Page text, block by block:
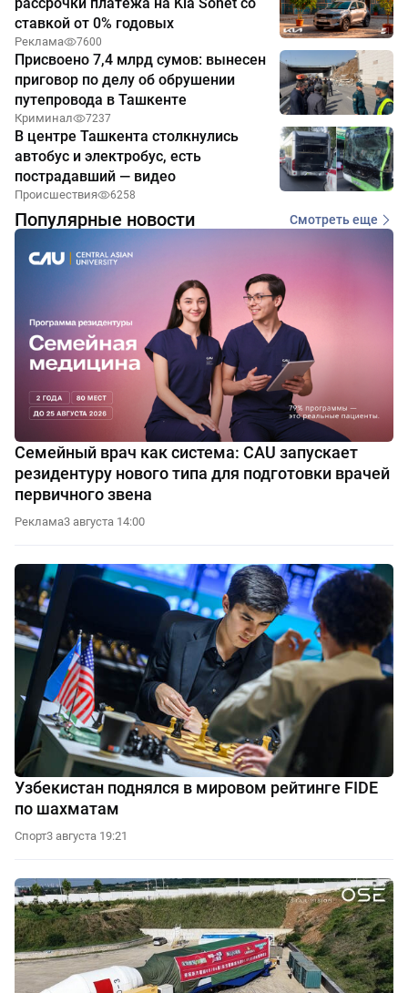
рассрочки платежа на Kia Sonet со
ставкой от 0% годовых
Реклама 7600
Присвоено 7,4 млрд сумов: вынесен
приговор по делу об обрушении
путепровода в Ташкенте
Криминал 7237
В центре Ташкента столкнулись
автобус и электробус, есть
пострадавший — видео
Происшествия 6258
Популярные новости Смотреть еще
Семейный врач как система: CAU запускает
резидентуру нового типа для подготовки врачей
первичного звена
Реклама3 августа 14:00
Узбекистан поднялся в мировом рейтинге FIDE
по шахматам
Спорт3 августа 19:21